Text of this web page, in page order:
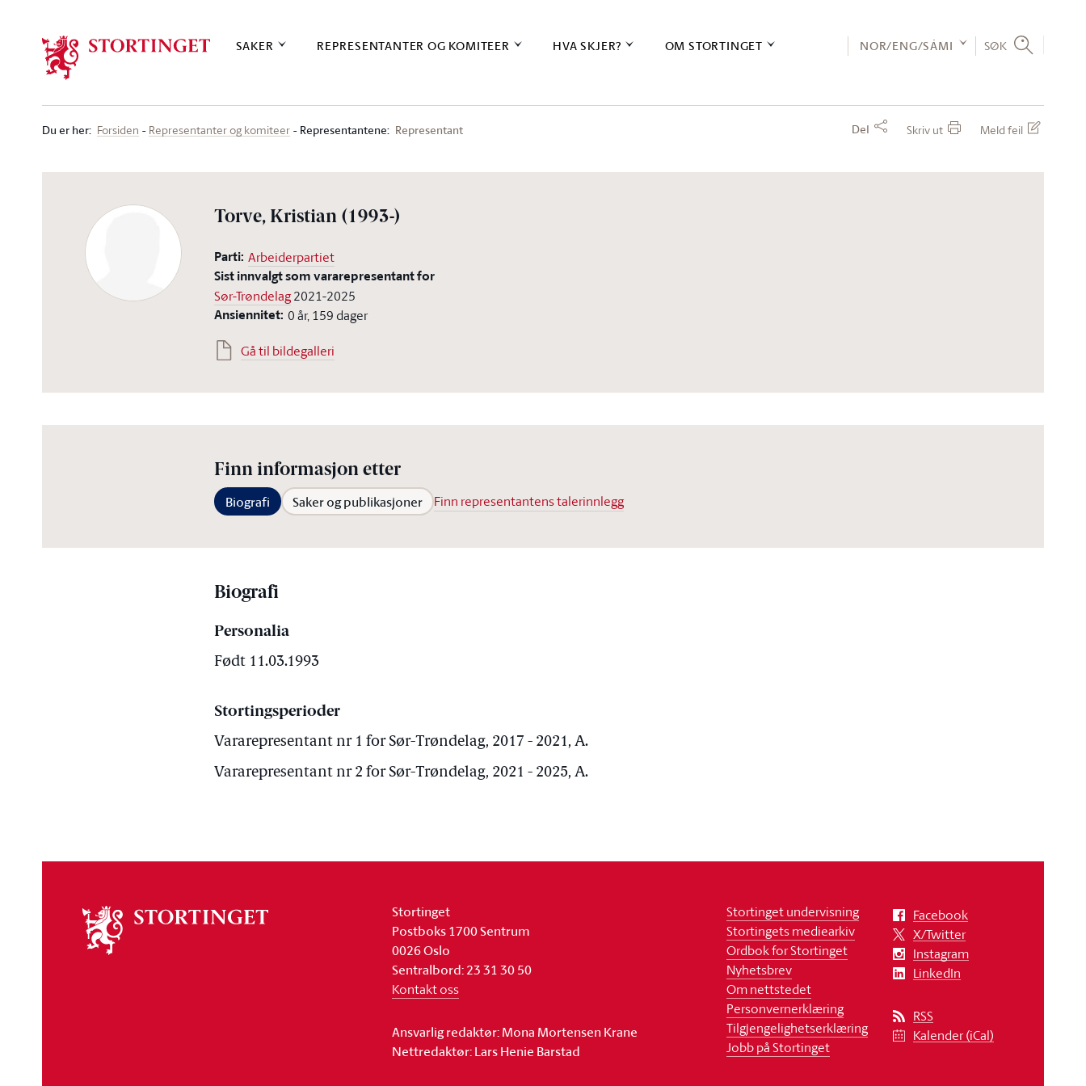
SAKER REPRESENTANTER OG KOMITEER HVA SKJER? OM STORTINGET NOR/ENG/SÁMI SØK
Du er her: Forsiden Representanter og komiteer Representantene: Representant Del Skriv ut Meld feil
Torve, Kristian (1993-)
Parti: Arbeiderpartiet
Sist innvalgt som vararepresentant for
Sør-Trøndelag2021-2025
Ansiennitet: 0 år, 159 dager
Gå til bildegalleri
Finn informasjon etter
Biografi Saker og publikasjoner Finn representantens talerinnlegg
Biografi
Personalia
Født 11.03.1993
Stortingsperioder
Vararepresentant nr 1 for Sør-Trøndelag, 2017 - 2021, A.
Vararepresentant nr 2 for Sør-Trøndelag, 2021 - 2025, A.
stortinget
Stortinget
Postboks 1700 Sentrum
0026 Oslo
Sentralbord: 23 31 30 50
Kontakt oss
Ansvarlig redaktør: Mona Mortensen Krane
Nettredaktør: Lars Henie Barstad
Stortinget undervisning
Stortingets mediearkiv
Ordbok for Stortinget
Nyhetsbrev
Om nettstedet
Personvernerklæring
Tilgjengelighetserklæring
Jobb på Stortinget
Facebook
X/Twitter
Instagram
LinkedIn
RSS
Kalender (iCal)